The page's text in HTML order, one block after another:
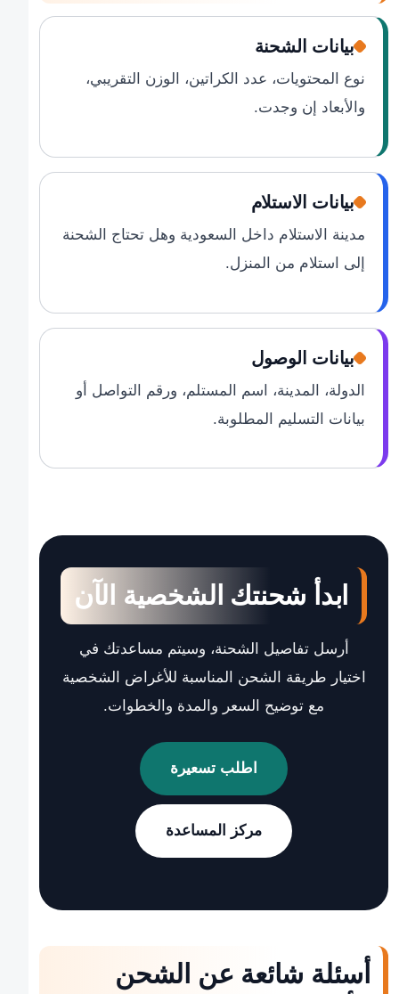
بيانات الشحنة
نوع المحتويات، عدد الكراتين، الوزن التقريبي،
والأبعاد إن وجدت.
بيانات الاستلام
مدينة الاستلام داخل السعودية وهل تحتاج الشحنة
إلى استلام من المنزل.
بيانات الوصول
الدولة، المدينة، اسم المستلم، ورقم التواصل أو
بيانات التسليم المطلوبة.
ابدأ شحنتك الشخصية الآن
أرسل تفاصيل الشحنة، وسيتم مساعدتك في
اختيار طريقة الشحن المناسبة للأغراض الشخصية
مع توضيح السعر والمدة والخطوات.
اطلب تسعيرة
مركز المساعدة
أسئلة شائعة عن الشحن